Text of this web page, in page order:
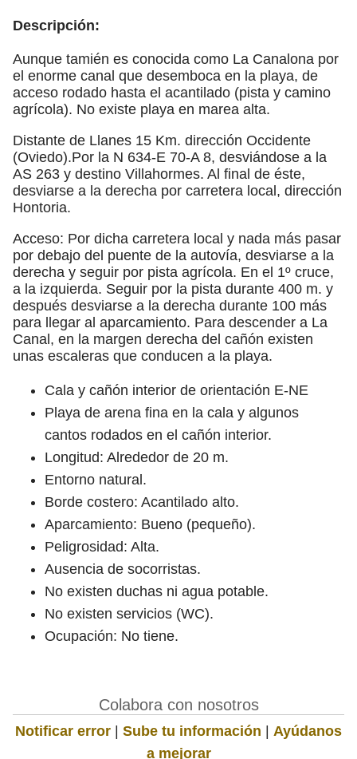
Descripción:
Aunque tamién es conocida como La Canalona por
el enorme canal que desemboca en la playa, de
acceso rodado hasta el acantilado (pista y camino
agrícola). No existe playa en marea alta.
Distante de Llanes 15 Km. dirección Occidente
(Oviedo).Por la N 634-E 70-A 8, desviándose a la
AS 263 y destino Villahormes. Al final de éste,
desviarse a la derecha por carretera local, dirección
Hontoria.
Acceso: Por dicha carretera local y nada más pasar
por debajo del puente de la autovía, desviarse a la
derecha y seguir por pista agrícola. En el 1º cruce,
a la izquierda. Seguir por la pista durante 400 m. y
después desviarse a la derecha durante 100 más
para llegar al aparcamiento. Para descender a La
Canal, en la margen derecha del cañón existen
unas escaleras que conducen a la playa.
Cala y cañón interior de orientación E-NE
Playa de arena fina en la cala y algunos
cantos rodados en el cañón interior.
Longitud: Alrededor de 20 m.
Entorno natural.
Borde costero: Acantilado alto.
Aparcamiento: Bueno (pequeño).
Peligrosidad: Alta.
Ausencia de socorristas.
No existen duchas ni agua potable.
No existen servicios (WC).
Ocupación: No tiene.
Colabora con nosotros
Notificar error | Sube tu información | Ayúdanos
a mejorar